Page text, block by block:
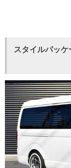
スタイルパ